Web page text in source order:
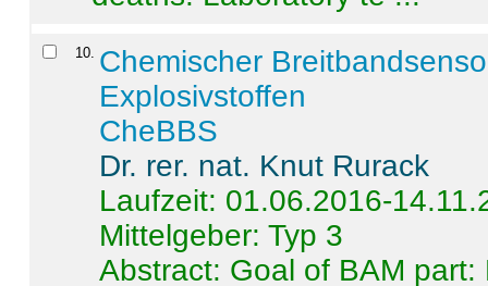
10 Chemischer
Explosivstoffen
CheBBS
Dr. rer. nat. Knut Rurack
Laufzeit: 01.06.2016-
Mittelgeber: Typ 3
Abstract: Goal of BAM